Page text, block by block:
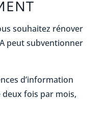
souhaitez rénover
peut subventionner
d’information
fois par mois,